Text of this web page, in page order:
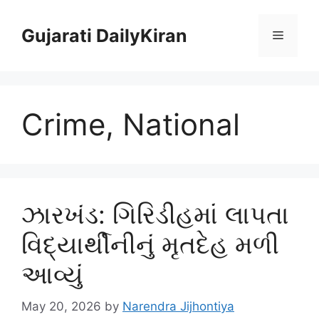
contentGujarati DailyKiran Menu
Crime, National
ઝારખંડ: ગિરિડીહમાં લાપતા
વિદ્યાર્થીનીનું મૃતદેહ મળી
આવ્યું
May 20, 2026 by Narendra Jijhontiya